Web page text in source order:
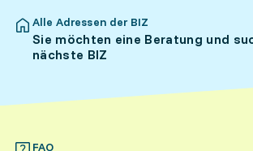
Alle Adressen der BIZ
Sie möchten eine Beratung und
nächste BIZ
FAQ